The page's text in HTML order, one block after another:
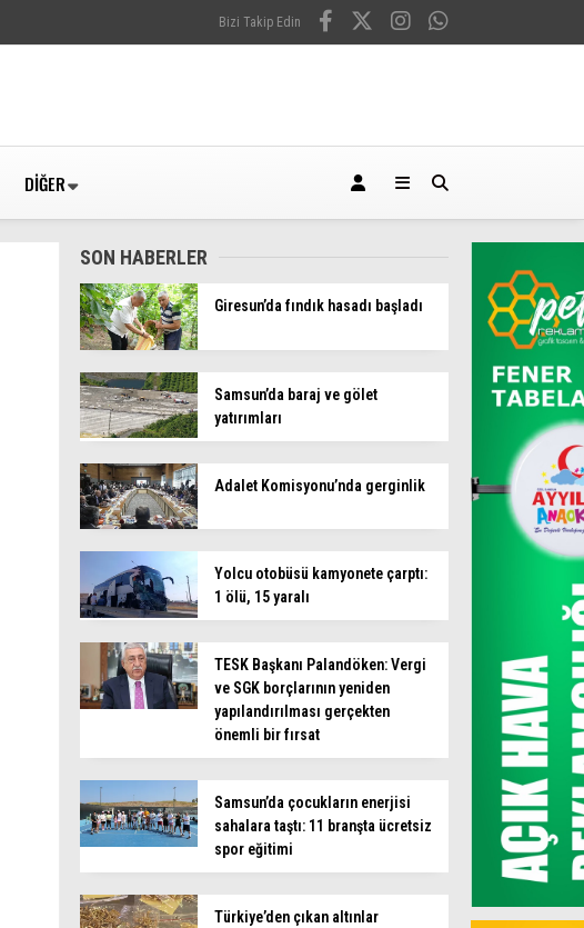
Bizi Takip Edin
DIĞER
SON HABERLER
Giresun’da fındık hasadı başladı
Samsun’da baraj ve gölet
yatırımları
Adalet Komisyonu’nda gerginlik
Yolcu otobüsü kamyonete çarptı:
1 ölü, 15 yaralı
TESK Başkanı Palandöken: Vergi
ve SGK borçlarının yeniden
yapılandırılması gerçekten
önemli bir fırsat
Samsun’da çocukların enerjisi
sahalara taştı: 11 branşta ücretsiz
spor eğitimi
Türkiye’den çıkan altınlar